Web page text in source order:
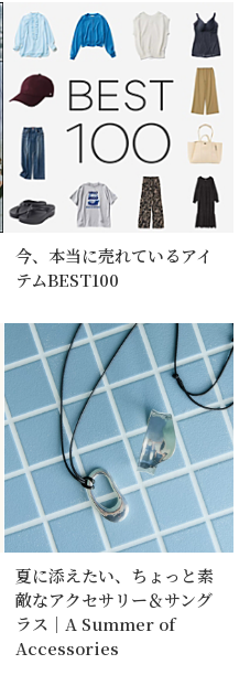
今、本当に売れているアイ
テムBEST100
夏に添えたい、ちょっと素
敵なアクセサリー＆サング
ラス｜A Summer of
Accessories